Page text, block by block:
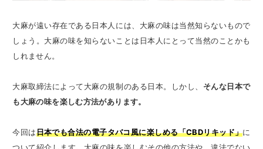
大麻が遠い存在である日本人には、大麻の味は当然知らないもので
しょう。大麻の味を知らないことは日本人にとって当然のことかも
しれません。
大麻取締法によって大麻の規制のある日本。しかし、 そんな日本で
も大麻の味を楽しむ方法があります。
今回は日本でも合法の電子タバコ風に楽しめる「CBDリキッド」に